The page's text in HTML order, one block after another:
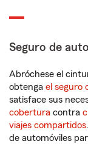
Seguro de
Abróchese el
obtenga el seguro
satisface sus
cobertura contra
viajes compartidos
de automóviles